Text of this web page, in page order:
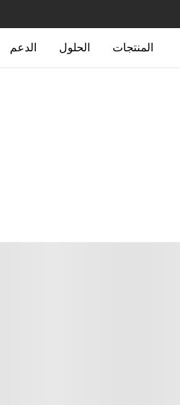
المنتجات الحلول الدعم